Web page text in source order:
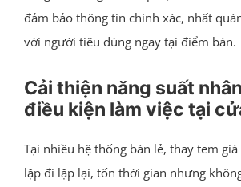
đảm bảo thông tin chính xác, nhất
với người tiêu dùng ngay tại điểm bán.
Cải thiện năng suất
điều kiện làm việc tại
Tại nhiều hệ thống bán lẻ, thay tem
lặp đi lặp lại, tốn thời gian nhưng